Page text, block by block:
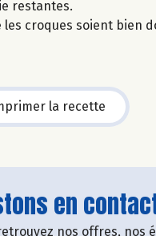
restantes.
croques soient bien
la recette
en
nos offres, nos